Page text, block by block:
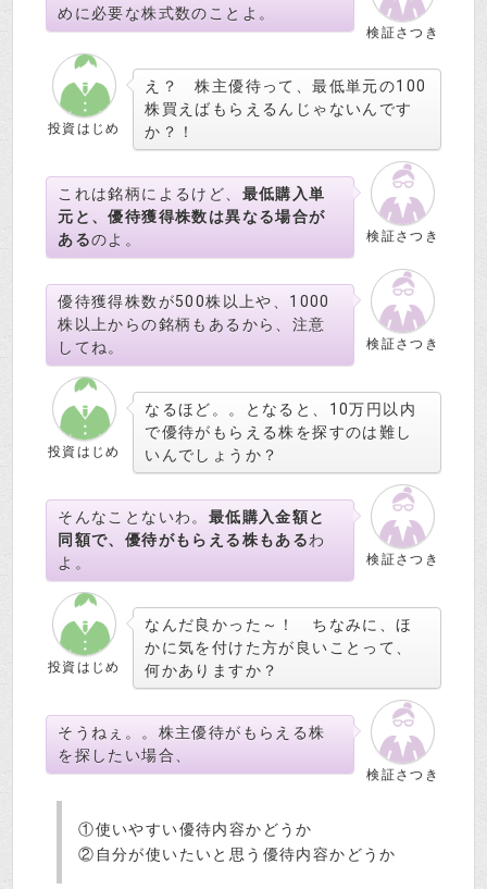
検証さつき
めに必要な株式数のことよ。
投資はじめ
え？ 株主優待って、最低単元の100
株買えばもらえるんじゃないんです
か？！
検証さつき
これは銘柄によるけど、 最低購入単
元と、優待獲得株数は異なる場合が
あるのよ。
検証さつき
優待獲得株数が500株以上や、1000
株以上からの銘柄もあるから、注意
してね。
投資はじめ
なるほど。。となると、10万円以内
で優待がもらえる株を探すのは難し
いんでしょうか？
検証さつき
そんなことないわ。 最低購入金額と
同額で、優待がもらえる株もあるわ
よ。
投資はじめ
なんだ良かった～！ ちなみに、ほ
かに気を付けた方が良いことって、
何かありますか？
検証さつき
そうねぇ。。株主優待がもらえる株
を探したい場合、
①使いやすい優待内容かどうか
②自分が使いたいと思う優待内容かどうか